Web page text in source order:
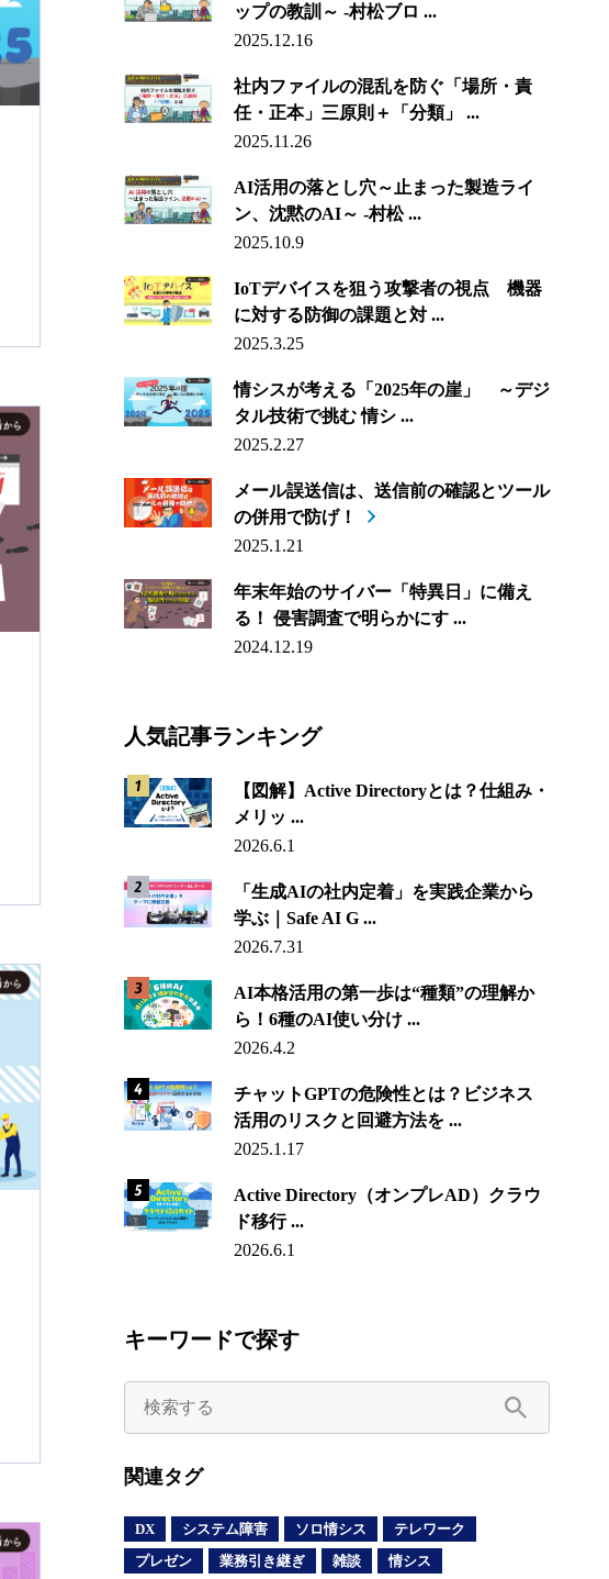
ップの教訓～ -村松ブロ ...
2025.12.16
社内ファイルの混乱を防ぐ「場所・責
任・正本」三原則＋「分類」 ...
2025.11.26
AI活用の落とし穴～止まった製造ライ
ン、沈黙のAI～ -村松 ...
2025.10.9
IoTデバイスを狙う攻撃者の視点 機器
に対する防御の課題と対 ...
2025.3.25
情シスが考える「2025年の崖」 ～デジ
タル技術で挑む 情シ ...
2025.2.27
メール誤送信は、送信前の確認とツール
の併用で防げ！
2025.1.21
年末年始のサイバー「特異日」に備え
る！ 侵害調査で明らかにす ...
2024.12.19
人気記事ランキング
【図解】Active Directoryとは？仕組み・
メリッ ...
2026.6.1
「生成AIの社内定着」を実践企業から
学ぶ｜Safe AI G ...
2026.7.31
AI本格活用の第一歩は“種類”の理解か
ら！6種のAI使い分け ...
2026.4.2
チャットGPTの危険性とは？ビジネス
活用のリスクと回避方法を ...
2025.1.17
Active Directory（オンプレAD）クラウ
ド移行 ...
2026.6.1
キーワードで探す
関連タグ
DX システム障害 ソロ情シス
テレワーク
プレゼン
業務引き継ぎ 雑談
情シス